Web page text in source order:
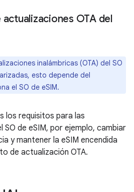
OTA del
inalámbricas (OTA) del SO
esto depende del
el SO de eSIM.
los requisitos para las
SO de eSIM, por ejemplo, cambiar
y mantener la eSIM encendida
de actualización OTA.